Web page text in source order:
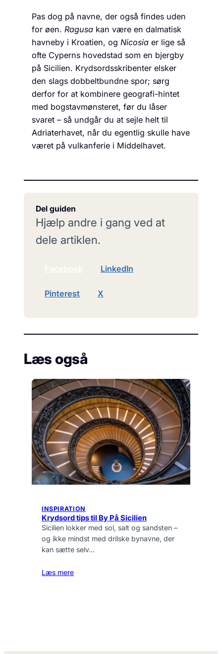
Pas dog på navne, der også findes uden
for øen. Ragusa kan være en dalmatisk
havneby i Kroatien, og Nicosia er lige så
ofte Cyperns hovedstad som en bjergby
på Sicilien. Krydsordsskribenter elsker
den slags dobbeltbundne spor; sørg
derfor for at kombinere geografi-hintet
med bogstavmønsteret, før du låser
svaret – så undgår du at sejle helt til
Adriaterhavet, når du egentlig skulle have
været på vulkanferie i Middelhavet.
Del guiden
Hjælp andre i gang ved at
dele artiklen.
LinkedIn
Pinterest X
Læs også
INSPIRATION
Krydsord tips til By På Sicilien
Sicilien lokker med sol, salt og sandsten –
og ikke mindst med drilske bynavne, der
kan sætte selv…
Læs mere